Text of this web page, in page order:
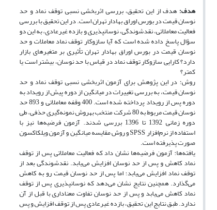
هدف: هدف از این تحقیق، بررسی اثربخشی نسبی توقف نماد و حد
نوسان قیمت در بورس اوراق بهادار تهران است. در این تحقیق با بررسی
فعالیت معاملاتی، نقدشوندگی، نوسان‎پذیری و بازده غیرعادی، به این دو
سؤال پاسخ داده ‌شده است که آیا سازوکار توقف نماد معاملات و حد
نوسان قیمت در بورس اوراق بهادار تهران تأثیری بر متغیرهای بازار
دارد؟ کارایی سازوکار توقف نماد در قیاس با حد نوسان، بیشتر است یا
کمتر؟
روش: در این پژوهش برای آزمون اثربخشی نسبی توقف نماد و حد
نوسان قیمت، به بررسی تغییرات در میانگین از دوره پیش از رویداد به
دوره پس از رویداد پرداخته شده است. 400 وقفه معاملاتی و 893 حد
نوسان قیمت مربوط به 80 شرکت منتخب به‎روش نمونه‌گیری حذفی، طی
دوره زمانی 1392 تا 1396 بررسی شدند. آزمون فرضیه‌ها نیز با
استفاده از نرم‌افزار SPSS و روش مقایسه میانگین و آزمون ویلکاکسون
صورت پذیرفته است.
یافته‌ها: آزمون فرضیه‌ها نشان داد که فعالیت معاملاتی پس از توقف
نماد کاهش و پس از حد نوسان افزایش می‌یابد. نقدشوندگی بعد از
توقف نماد افزایش می‌یابد؛ اما پس از حد نوسان قیمت رو به کاهش
می‌گذارد. همچنین نتایج نشان می‌دهد که نوسان‎پذیری پس از توقف
نماد کاهش می‌یابد و پس از حد نوسان تفاوت معناداری با قبل از آن
ندارد. طبق نتایج این تحقیق، بازده غیرعادی پس از توقف افزایش و پس